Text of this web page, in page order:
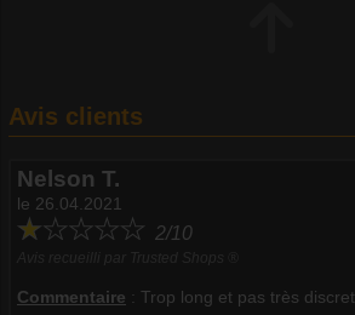
Avis clients
Nelson T.
le 26.04.2021
2/10
Commentaire : Trop long et pas très discret